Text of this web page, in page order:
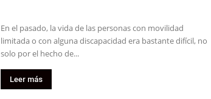
En el pasado, la vida de las personas con movilidad
limitada o con alguna discapacidad era bastante difícil, no
solo por el hecho de...
Leer más